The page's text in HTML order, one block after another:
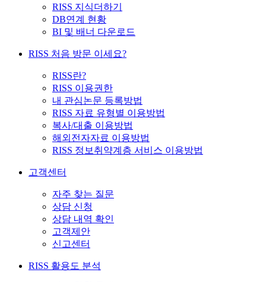
RISS 지식더하기
DB연계 현황
BI 및 배너 다운로드
RISS 처음 방문 이세요?
RISS란?
RISS 이용권한
내 관심논문 등록방법
RISS 자료 유형별 이용방법
복사/대출 이용방법
해외전자자료 이용방법
RISS 정보취약계층 서비스 이용방법
고객센터
자주 찾는 질문
상담 신청
상담 내역 확인
고객제안
신고센터
RISS 활용도 분석